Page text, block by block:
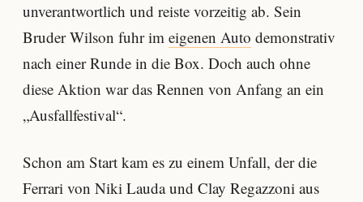
unverantwortlich und reiste vorzeitig ab. Sein
Bruder Wilson fuhr im eigenen Auto demonstrativ
nach einer Runde in die Box. Doch auch ohne
diese Aktion war das Rennen von Anfang an ein
„Ausfallfestival“.
Schon am Start kam es zu einem Unfall, der die
Ferrari von Niki Lauda und Clay Regazzoni aus